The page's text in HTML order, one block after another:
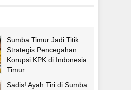
Sumba Timur Jadi Titik
Strategis Pencegahan
Korupsi KPK di Indonesia
Timur
Sadis! Ayah Tiri di Sumba